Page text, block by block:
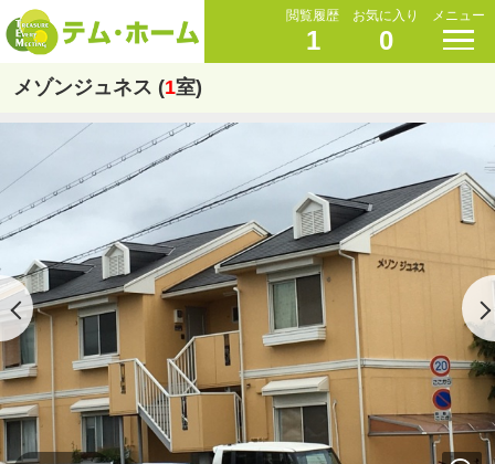
閲覧履歴
1
お気に入り
0
メニュー
メゾンジュネス (1室)